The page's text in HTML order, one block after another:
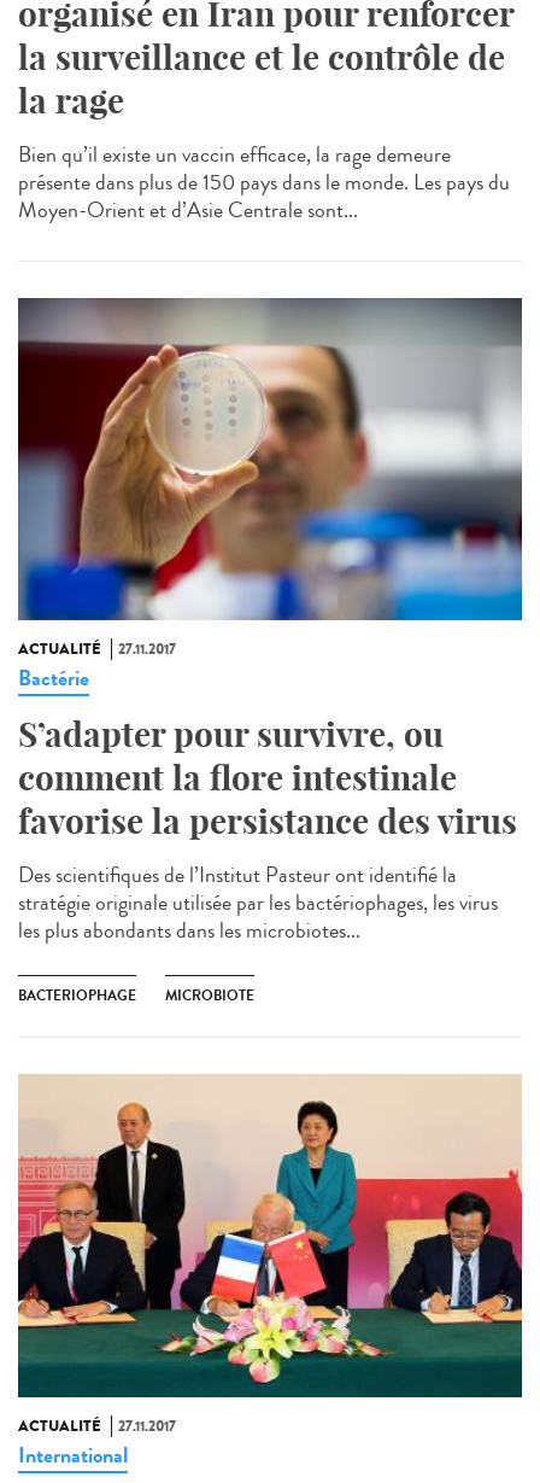
organisé en Iran pour renforcer
la surveillance et le contrôle de
la rage
Bien qu’il existe un vaccin efficace, la rage demeure
présente dans plus de 150 pays dans le monde. Les pays du
Moyen-Orient et d’Asie Centrale sont...
ACTUALITÉ 27.11.2017
Bactérie
S’adapter pour survivre, ou
comment la flore intestinale
favorise la persistance des virus
Des scientifiques de l’Institut Pasteur ont identifié la
stratégie originale utilisée par les bactériophages, les virus
les plus abondants dans les microbiotes...
BACTERIOPHAGE MICROBIOTE
ACTUALITÉ 27.11.2017
International